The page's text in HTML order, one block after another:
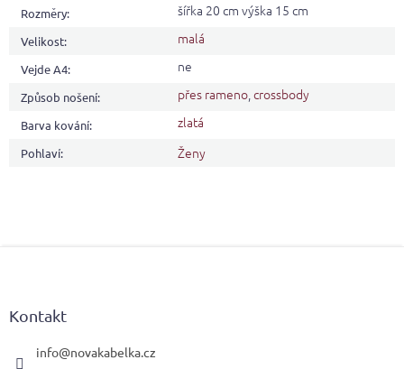
Rozměry: šířka 20 cm výška 15 cm
Velikost: malá
Vejde A4: ne
Způsob nošení: přes rameno,crossbody
Barva kování: zlatá
Pohlaví: Ženy
Kontakt
info@novakabelka.cz